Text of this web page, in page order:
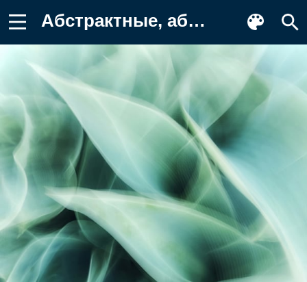
Абстрактные, абстракция, размытость Фон для телефона